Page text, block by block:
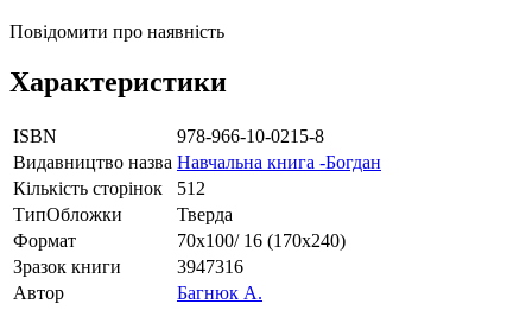
Повідомити про наявність
Характеристики
ISBN
978-966-10-0215-8
Видавництво назва Навчальна книга -Богдан
Кількість сторінок
512
ТипОбложки
Тверда
Формат
70х100/ 16 (170х240)
Зразок книги
3947316
Автор
Багнюк А.